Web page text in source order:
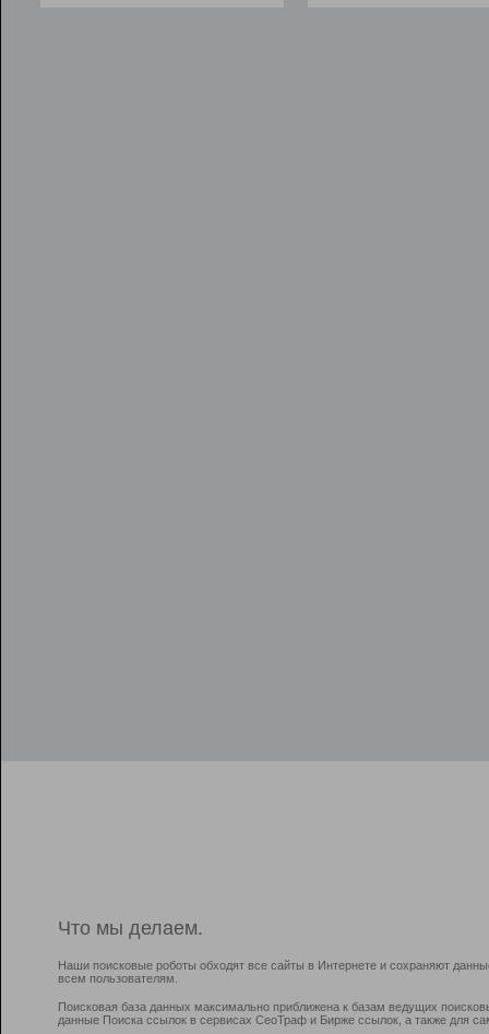
Что мы делаем.
Наши поисковые роботы обходят все сайты в Интернете и сохраняют
всем пользователям.
Поисковая база данных максимально приближена к базам ведущих
данные Поиска ссылок в сервисах СеоТраф и Бирже ссылок, а также для